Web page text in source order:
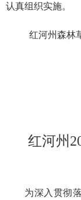
认真组织实施。
红河州森林
红河州
为深入贯彻